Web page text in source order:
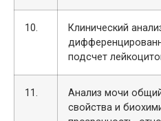
10.
Клинический
подсчет
11.
Анализ мочи
свойства и